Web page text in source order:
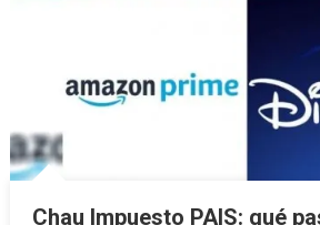
Chau Impuesto PAIS: qué